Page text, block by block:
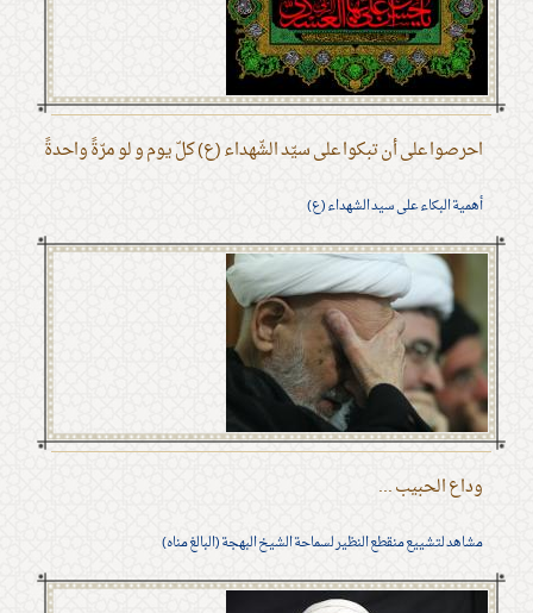
احرصوا على أن تبكوا على سيّد الشّهداء (ع) كلّ يوم و لو مرّةً واحدةً
أهمية البكاء على سيد الشهداء (ع)
وداع الحبيب ...
مشاهد لتشييع منقطع النظير لسماحة الشيخ البهجة (البالغ مناه)